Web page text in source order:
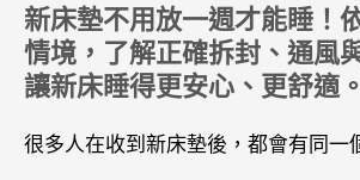
新床墊不用放一週才能睡！
情境，了解正確拆封、通風
讓新床睡得更安心、更舒適。
很多人在收到新床墊後，都會有同一